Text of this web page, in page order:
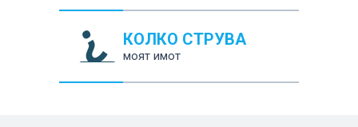
КОЛКО СТРУВА
моят имот